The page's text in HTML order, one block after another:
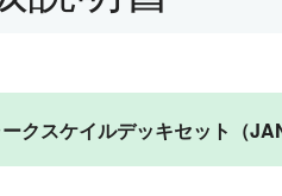
クスケイルデッキセット（